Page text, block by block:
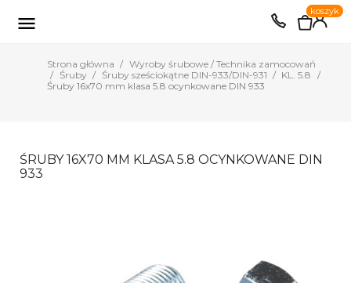
EUR PLN

0
koszyk
Strona główna
Wyroby śrubowe / Technika zamocowań
Śruby
Śruby sześciokątne DIN-933/DIN-931
KL. 5.8
Śruby 16x70 mm klasa 5.8 ocynkowane DIN 933
ŚRUBY 16X70 MM KLASA 5.8 OCYNKOWANE DIN
933